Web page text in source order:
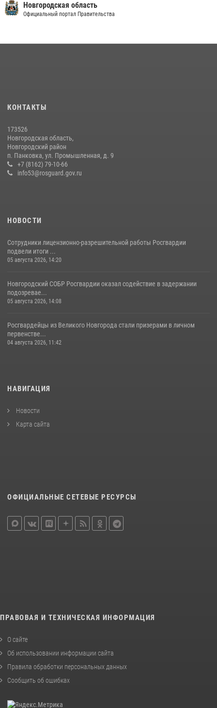
04 августа 2026, 09:13 5
подвел итоги служебной деятельности сотрудников
вневедомственной охраны за первое полугодие 2026 года
22 июля 2026, 12:33 6
Новгородская область
Официальный портал Правительства
КОНТАКТЫ
173526
Новгородская область,
Новгородский район
п. Панковка, ул. Промышленная, д. 9
+7 (8162) 79-10-66
info53@rosguard.gov.ru
НОВОСТИ
Сотрудники лицензионно-разрешительной работы Росгвардии
подвели итоги ...
05 августа 2026, 14:20
Новгородский СОБР Росгвардии оказал содействие в задержании
подозревае...
05 августа 2026, 14:08
Росгвардейцы из Великого Новгорода стали призерами в личном
первенстве...
04 августа 2026, 11:42
НАВИГАЦИЯ
Новости
Карта сайта
ОФИЦИАЛЬНЫЕ СЕТЕВЫЕ РЕСУРСЫ
ПРАВОВАЯ И ТЕХНИЧЕСКАЯ ИНФОРМАЦИЯ
О сайте
Об использовании информации сайта
Правила обработки персональных данных
Сообщить об ошибках